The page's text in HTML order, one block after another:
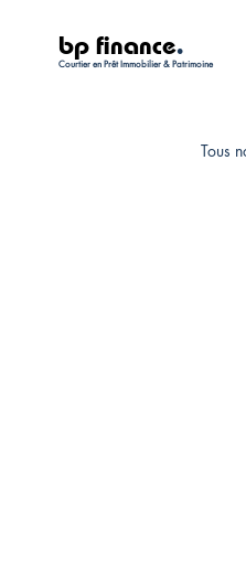
bp finance.
Courtier en Prêt Immobilier & Patrimoine
Tous